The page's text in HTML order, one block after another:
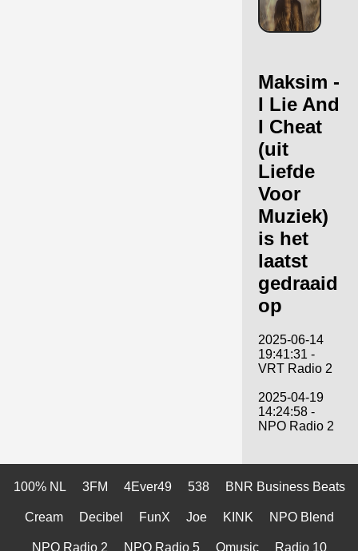
Maksim -
I Lie And
I Cheat
(uit
Liefde
Voor
Muziek)
is het
laatst
gedraaid
op
2025-06-14
19:41:31 -
VRT Radio 2
2025-04-19
14:24:58 -
NPO Radio 2
100% NL 3FM 4Ever49 538 BNR Business Beats
Cream Decibel FunX Joe KINK NPO Blend
NPO Radio 2 NPO Radio 5 Qmusic Radio 10